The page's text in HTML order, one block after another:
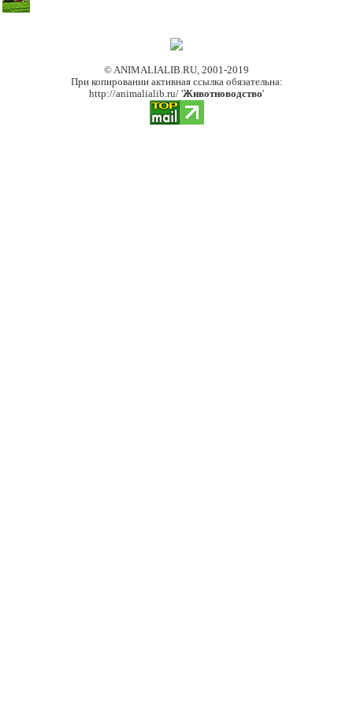
© ANIMALIALIB.RU, 2001-2019
При копировании активная ссылка обязательна:
http://animalialib.ru/ 'Животноводство'